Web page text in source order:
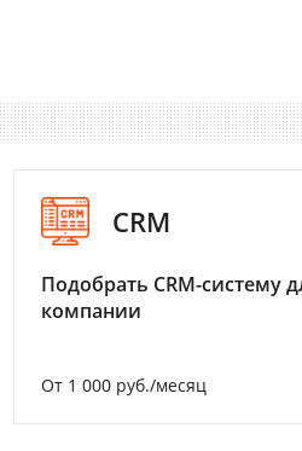
CRM
Подобрать CRM-систему
компании
От 1 000 руб./месяц